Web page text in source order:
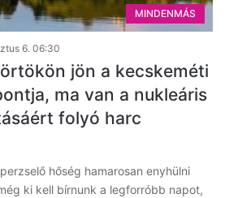
MINDENMÁS
6. 06:30
jön a kecskeméti
ma van a nukleáris
folyó harc
hőség hamarosan enyhülni
ki kell bírnunk a legforróbb napot,